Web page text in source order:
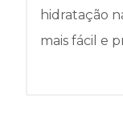
hidratação
mais fácil e